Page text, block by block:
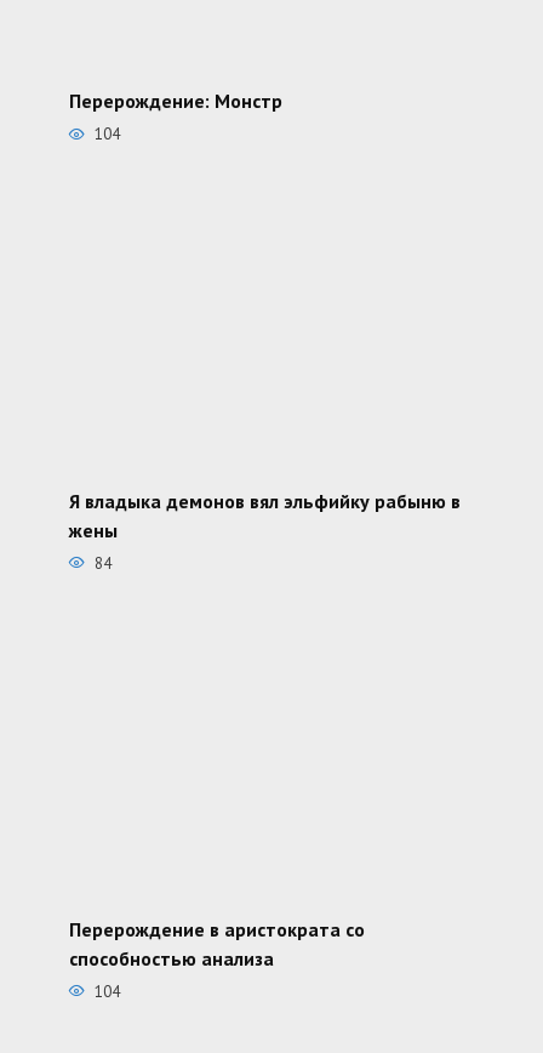
Перерождение: Монстр
104
Я владыка демонов вял эльфийку рабыню в
жены
84
Перерождение в аристократа со
способностью анализа
104